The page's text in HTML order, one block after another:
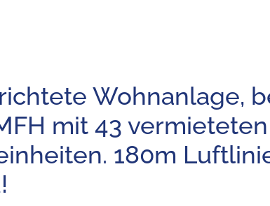
Wohnanlage,
mit 43 vermieteten
180m